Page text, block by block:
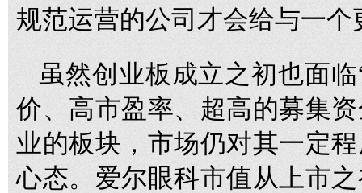
规范运营的公司才会给与一个
虽然创业板成立之初也面
价、高市盈率、超高的募集
业的板块，市场仍对其一定
心态。爱尔眼科市值从上市